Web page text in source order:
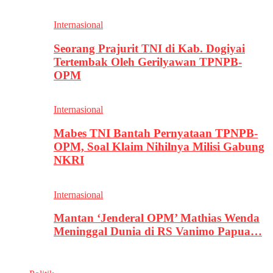
Internasional
Seorang Prajurit TNI di Kab. Dogiyai
Tertembak Oleh Gerilyawan TPNPB-
OPM
Internasional
Mabes TNI Bantah Pernyataan TPNPB-
OPM, Soal Klaim Nihilnya Milisi Gabung
NKRI
Internasional
Mantan ‘Jenderal OPM’ Mathias Wenda
Meninggal Dunia di RS Vanimo Papua…